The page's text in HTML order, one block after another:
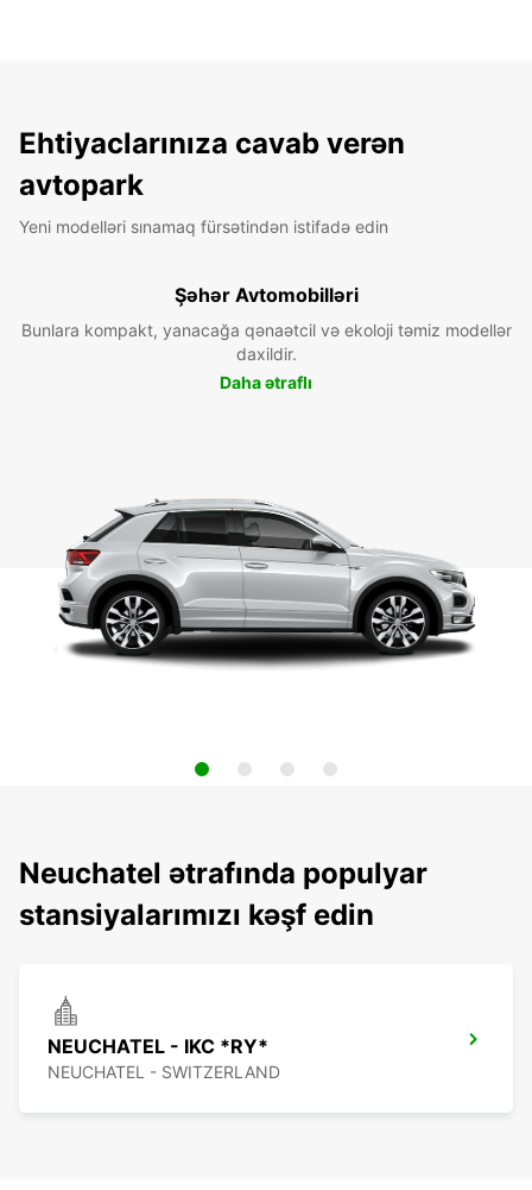
Ehtiyaclarınıza cavab verən
avtopark
Yeni modelləri sınamaq fürsətindən istifadə edin
Şəhər Avtomobilləri
Bunlara kompakt, yanacağa qənaətcil və ekoloji təmiz modellər
daxildir.
Daha ətraflı
Neuchatel ətrafında populyar
stansiyalarımızı kəşf edin
NEUCHATEL - IKC *RY*
NEUCHATEL - SWITZERLAND